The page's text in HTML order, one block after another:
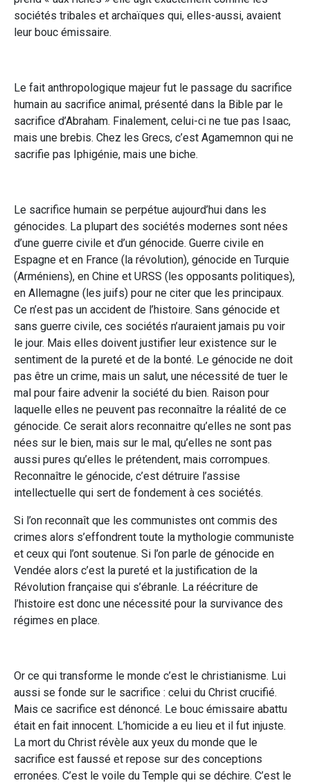
sociétés tribales et archaïques qui, elles-aussi, avaient
leur bouc émissaire.
Le fait anthropologique majeur fut le passage du sacrifice
humain au sacrifice animal, présenté dans la Bible par le
sacrifice d’Abraham. Finalement, celui-ci ne tue pas Isaac,
mais une brebis. Chez les Grecs, c’est Agamemnon qui ne
sacrifie pas Iphigénie, mais une biche.
Le sacrifice humain se perpétue aujourd’hui dans les
génocides. La plupart des sociétés modernes sont nées
d’une guerre civile et d’un génocide. Guerre civile en
Espagne et en France (la révolution), génocide en Turquie
(Arméniens), en Chine et URSS (les opposants politiques),
en Allemagne (les juifs) pour ne citer que les principaux.
Ce n’est pas un accident de l’histoire. Sans génocide et
sans guerre civile, ces sociétés n’auraient jamais pu voir
le jour. Mais elles doivent justifier leur existence sur le
sentiment de la pureté et de la bonté. Le génocide ne doit
pas être un crime, mais un salut, une nécessité de tuer le
mal pour faire advenir la société du bien. Raison pour
laquelle elles ne peuvent pas reconnaître la réalité de ce
génocide. Ce serait alors reconnaitre qu’elles ne sont pas
nées sur le bien, mais sur le mal, qu’elles ne sont pas
aussi pures qu’elles le prétendent, mais corrompues.
Reconnaître le génocide, c’est détruire l’assise
intellectuelle qui sert de fondement à ces sociétés.
Si l’on reconnaît que les communistes ont commis des
crimes alors s’effondrent toute la mythologie communiste
et ceux qui l’ont soutenue. Si l’on parle de génocide en
Vendée alors c’est la pureté et la justification de la
Révolution française qui s’ébranle. La réécriture de
l’histoire est donc une nécessité pour la survivance des
régimes en place.
Or ce qui transforme le monde c’est le christianisme. Lui
aussi se fonde sur le sacrifice : celui du Christ crucifié.
Mais ce sacrifice est dénoncé. Le bouc émissaire abattu
était en fait innocent. L’homicide a eu lieu et il fut injuste.
La mort du Christ révèle aux yeux du monde que le
sacrifice est faussé et repose sur des conceptions
erronées. C’est le voile du Temple qui se déchire. C’est le